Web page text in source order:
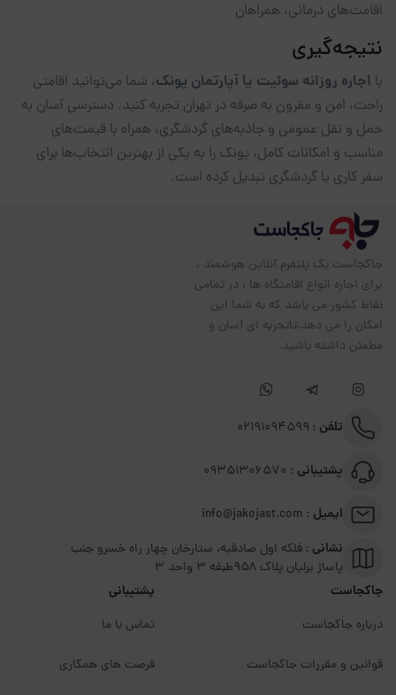
اقامت‌های درمانی، همراهان
نتیجه‌گیری
با اجاره روزانه سوئیت یا آپارتمان پونک، شما می‌توانید اقامتی
راحت، امن و مقرون به صرفه در تهران تجربه کنید. دسترسی آسان به
حمل و نقل عمومی و جاذبه‌های گردشگری، همراه با قیمت‌های
مناسب و امکانات کامل، پونک را به یکی از بهترین انتخاب‌ها برای
سفر کاری یا گردشگری تبدیل کرده است.
جاکجاست یک پلتفرم آنلاین هوشمند ،
برای اجاره انواع اقامتگاه ها ، در تمامی
نقاط کشور می باشد که به شما این
امکان را می دهد،تاتجربه ای آسان و
مطمئن داشته باشید.
تلفن : 02191094599
پشتیبانی :
ایمیل :
نشانی :فلکه اول صادقیه، ستارخان چهار راه خسرو جنب
پاساژ برلیان پلاک ۹۵۸طبقه 3 واحد 3
جاکجاست
درباره جاکجاست
قوانین و مقررات جاکجاست
پشتیبانی
تماس با ما
فرصت های همکاری